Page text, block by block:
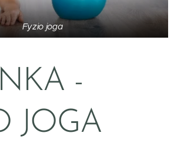
Fyzio joga
-
JOGA